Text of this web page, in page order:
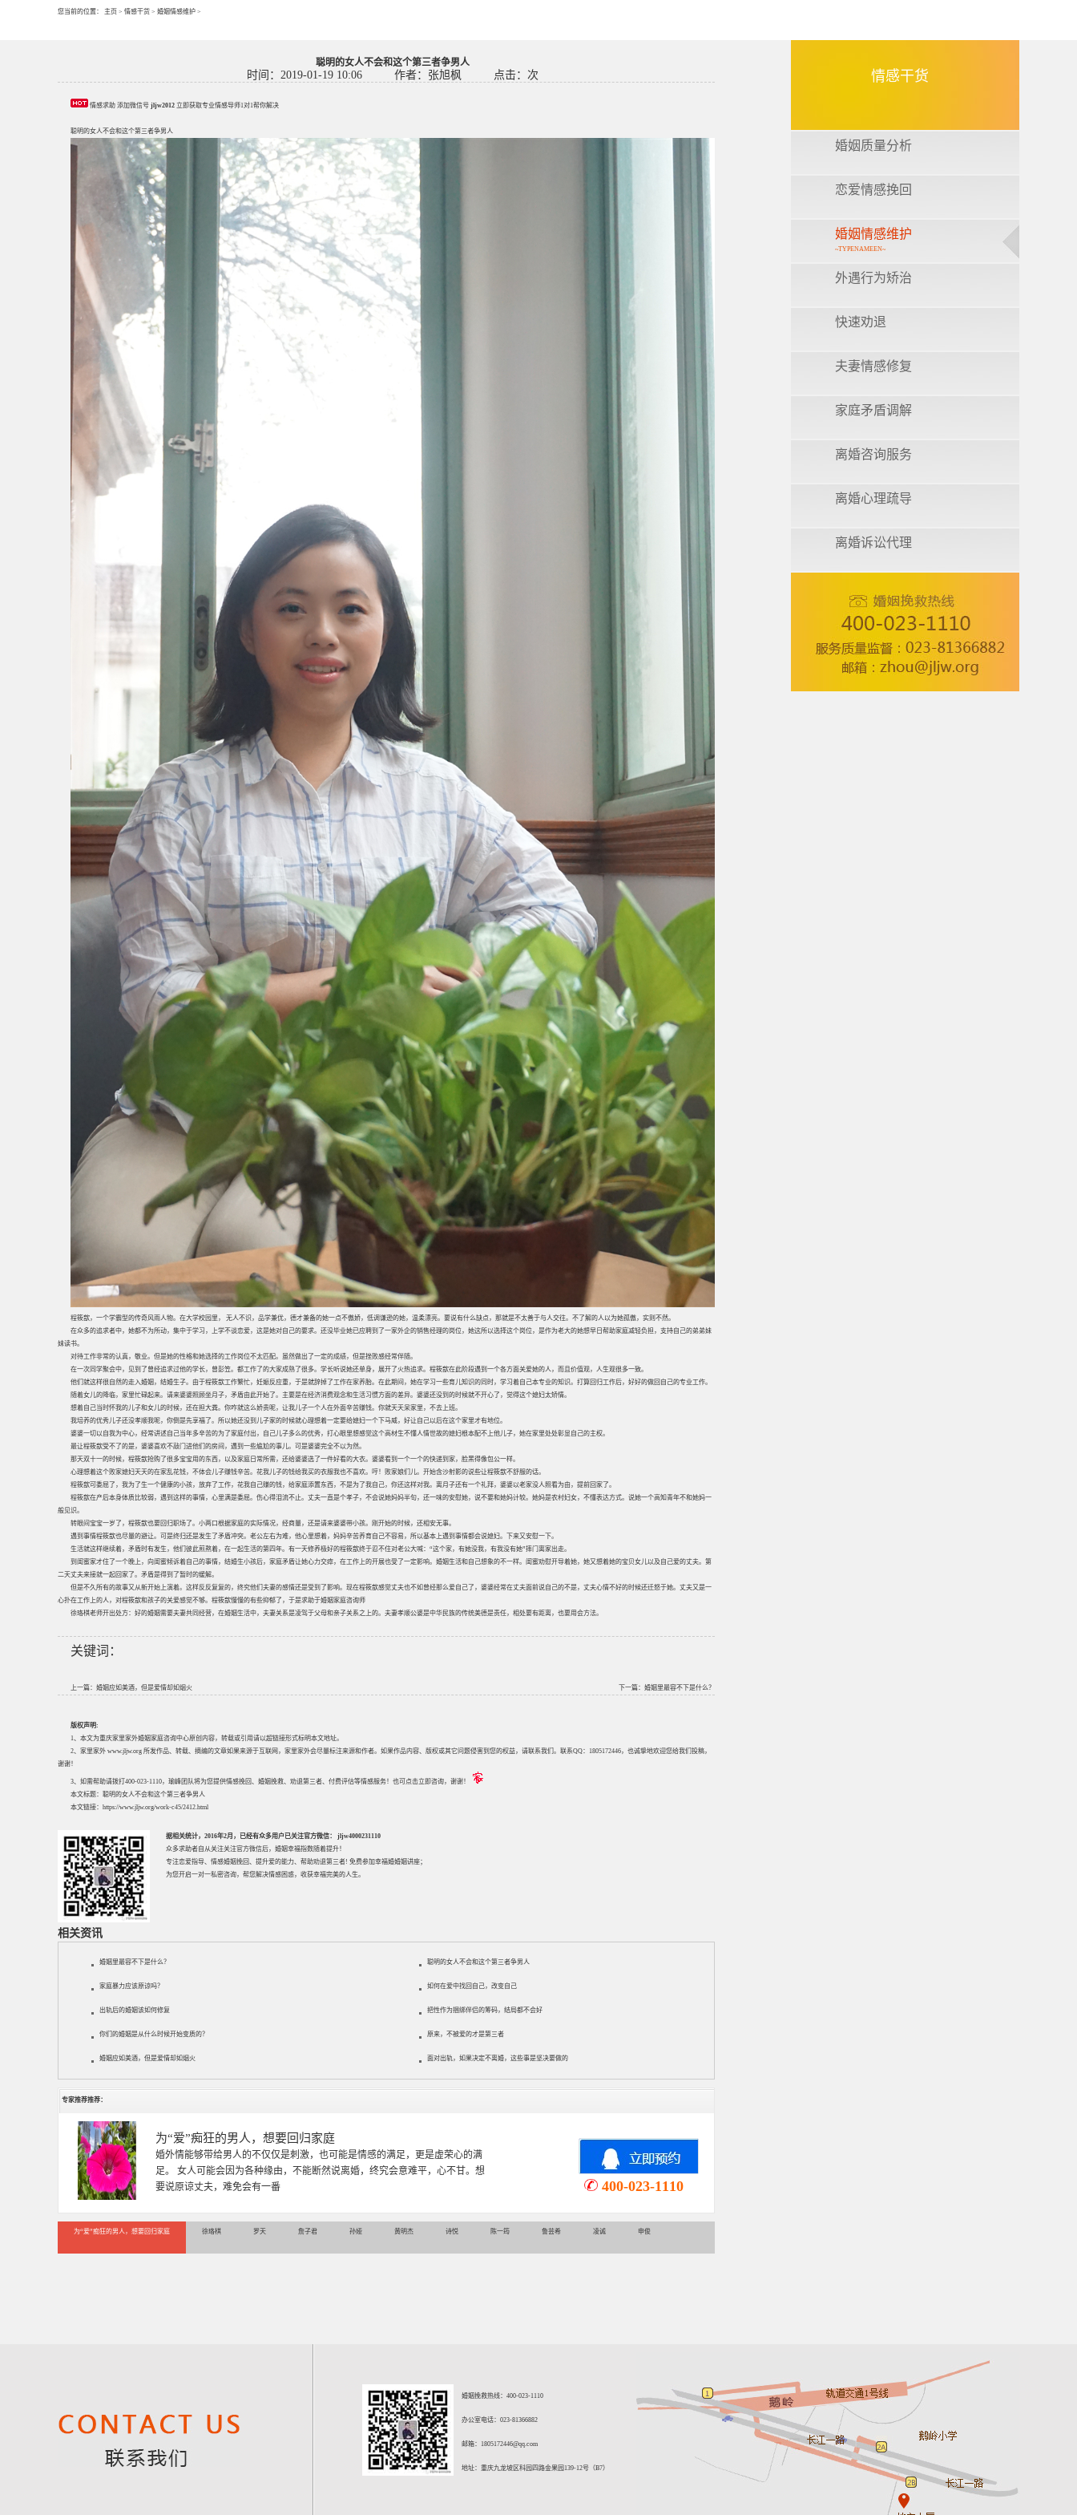
您当前的位置： 主页 > 情感干货 > 婚姻情感维护 >
聪明的女人不会和这个第三者争男人
时间：2019-01-19 10:06 作者：张旭枫 点击： 次
情感求助 添加微信号 jljw2012 立即获取专业情感导师1对1帮你解决
聪明的女人不会和这个第三者争男人
程筱歆，一个学霸型的传奇风雨人物。在大学校园里， 无人不识，品学兼优，德才兼备的她一点不傲娇，低调谦逊的她，温柔漂亮。要说有什么缺点，那就是不太善于与人交往。不了解的人以为她孤傲，实则不然。
在众多的追求者中，她都不为所动，集中于学习，上学不谈恋爱，这是她对自己的要求。还没毕业她已应聘到了一家外企的销售经理的岗位，她这所以选择这个岗位，是作为老大的她想早日帮助家庭减轻负担，支持自己的弟弟妹
妹读书。
对待工作非常的认真，敬业。但是她的性格和她选择的工作岗位不太匹配。虽然做出了一定的成绩，但是挫败感经常伴随。
在一次同学聚会中，见到了曾经追求过他的学长，曾彭笠。都工作了的大家成熟了很多。学长听说她还单身，展开了火热追求。程筱歆在此阶段遇到一个各方面关爱她的人，而且价值观，人生观很多一致。
他们就这样很自然的走入婚姻，结婚生子。由于程筱歆工作繁忙，妊娠反应重，于是就辞掉了工作在家养胎。在此期间，她在学习一些育儿知识的同时，学习着自己本专业的知识。打算回归工作后，好好的做回自己的专业工作。
随着女儿的降临，家里忙碌起来。请来婆婆照顾坐月子，矛盾由此开始了。主要是在经济消费观念和生活习惯方面的差异。婆婆还没到的时候就不开心了，觉得这个媳妇太矫情。
想着自己当时怀我的儿子和女儿的时候，还在担大粪。你咋就这么娇贵呢，让我儿子一个人在外面辛苦赚钱。你就天天呆家里，不去上班。
我培养的优秀儿子还没孝顺我呢，你倒是先享福了。所以她还没到儿子家的时候就心理想着一定要给媳妇一个下马威，好让自己以后在这个家里才有地位。
婆婆一切以自我为中心，经常讲述自己当年多辛苦的为了家庭付出，自己儿子多么的优秀，打心眼里想感觉这个高材生不懂人情世故的媳妇根本配不上他儿子，她在家里处处彰显自己的主权。
最让程筱歆受不了的是，婆婆喜欢不敲门进他们的房间，遇到一些尴尬的事儿。可是婆婆完全不以为然。
那天双十一的时候，程筱歆抢购了很多宝宝用的东西，以及家庭日常所需，还给婆婆选了一件好看的大衣。婆婆看到一个一个的快递到家，脸黑得像包公一样。
心理想着这个败家媳妇天天的在家乱花钱，不体会儿子赚钱辛苦。花我儿子的钱给我买的衣服我也不喜欢。哼！败家娘们儿。开始含沙射影的说些让程筱歆不舒服的话。
程筱歆可委屈了，我为了生一个健康的小孩，放弃了工作，花我自己赚的钱，给家庭添置东西，不是为了我自己，你还这样对我。离月子还有一个礼拜，婆婆以老家没人照看为由，提前回家了。
程筱歆在产后本身体质比较弱，遇到这样的事情，心里满是委屈。伤心得泪流不止。丈夫一直是个孝子，不会说她妈妈半句，还一味的安慰她，说不要和她妈计较。她妈是农村妇女，不懂表达方式。说她一个高知青年不和她妈一
般见识。
转眼间宝宝一岁了，程筱歆也要回归职场了。小两口根据家庭的实际情况，经商量，还是请来婆婆带小孩。刚开始的时候，还相安无事。
遇到事情程筱歆也尽量的避让。可是终归还是发生了矛盾冲突。老公左右为难，他心里想着，妈妈辛苦养育自己不容易，所以基本上遇到事情都会说媳妇。下来又安慰一下。
生活就这样继续着，矛盾时有发生，他们彼此煎熬着，在一起生活的第四年。有一天修养极好的程筱歆终于忍不住对老公大喊：“这个家，有她没我，有我没有她”摔门离家出走。
到闺蜜家才住了一个晚上，向闺蜜倾诉着自己的事情，结婚生小孩后，家庭矛盾让她心力交瘁，在工作上的开展也受了一定影响。婚姻生活和自己想象的不一样。闺蜜劝慰开导着她，她又想着她的宝贝女儿以及自己爱的丈夫。第
二天丈夫来接就一起回家了。矛盾是得到了暂时的缓解。
但是不久所有的故事又从新开始上演着。这样反反复复的，终究他们夫妻的感情还是受到了影响。现在程筱歆感觉丈夫也不如曾经那么爱自己了，婆婆经常在丈夫面前说自己的不是，丈夫心情不好的时候还迁怒于她。丈夫又是一
心扑在工作上的人，对程筱歆和孩子的关爱感觉不够。程筱歆慢慢的有些抑郁了，于是求助于婚姻家庭咨询师
徐珞棋老师开出处方：好的婚姻需要夫妻共同经营，在婚姻生活中，夫妻关系是凌驾于父母和亲子关系之上的。夫妻孝顺公婆是中华民族的传统美德是责任，相处要有距离，也要用会方法。
关键词：
上一篇： 婚姻应如美酒，但是爱情却如烟火 下一篇： 婚姻里最容不下是什么？
版权声明:
1、本文为重庆家里家外婚姻家庭咨询中心原创内容，转载或引用请以超链接形式标明本文地址。
2、家里家外 www.jljw.org 所发作品、转载、摘编的文章如果来源于互联网，家里家外会尽量标注来源和作者。如果作品内容、版权或其它问题侵害到您的权益，请联系我们。联系QQ：1805172446，也诚挚地欢迎您给我们投稿，
谢谢！
3、如需帮助请拨打400-023-1110，瑜峰团队将为您提供情感挽回、婚姻挽救、劝退第三者、付费评估等情感服务！也可点击立即咨询，谢谢！
本文标题：
聪明的女人不会和这个第三者争男人
本文链接： https://www.jljw.org/work-c45/2412.html
据相关统计，2016年2月，已经有众多用户已关注官方微信： jljw4000231110
众多求助者自从关注关注官方微信后，婚姻幸福指数随着提升！
专注恋爱指导 情感婚姻挽回 、提升爱的能力 、帮助劝退第三者! 免费参加幸福婚婚姻讲座；
为您开启一对一私密咨询，帮您解决情感困惑，收获幸福完美的人生。
相关资讯
婚姻里最容不下是什么？ 聪明的女人不会和这个第三者争男人
家庭暴力应该原谅吗？ 如何在爱中找回自己，改变自己
出轨后的婚姻该如何修复 把性作为捆绑伴侣的筹码，结局都不会好
你们的婚姻是从什么时候开始变质的？ 原来，不被爱的才是第三者
婚姻应如美酒，但是爱情却如烟火 面对出轨，如果决定不离婚，这些事是坚决要做的
专家推荐推荐：
徐珞棋
徐珞棋，婚姻家庭咨询师，毕业于重庆师范大学心理学专业，从事婚姻情感咨询
多年，对婚姻情感分析、恋爱择偶、夫妻关系，情感挽回、家庭关系等咨询超过
千小时，积累了丰富的咨
400-023-1110
为“爱”痴狂的男人，想要回归家庭 徐珞棋 罗天 詹子君 孙娅 黄明杰 诗悦 陈一筠 鲁芸希 凌诚 申俊
情感干货
婚姻质量分析
恋爱情感挽回
婚姻情感维护
~TYPENAMEEN~
外遇行为矫治
快速劝退
夫妻情感修复
家庭矛盾调解
离婚咨询服务
离婚心理疏导
离婚诉讼代理
婚姻挽救热线：400-023-1110
办公室电话：023-81366882
邮箱： 1805172446@qq.com
地址：重庆九龙坡区科园四路金果园139-12号（B7）